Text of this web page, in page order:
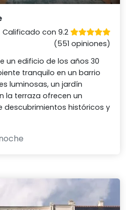
Calificado con 9.2
(551 opiniones)
un edificio de los años 30
tranquilo en un barrio
luminosas, un jardín
la terraza ofrecen un
descubrimientos históricos y